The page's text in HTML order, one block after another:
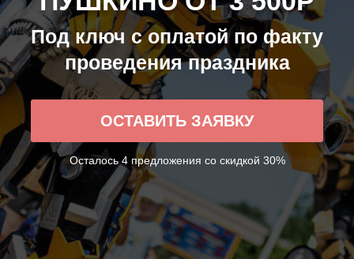
Под ключ с оплатой по факту
проведения праздника
ОСТАВИТЬ ЗАЯВКУ
Осталось 4 предложения со скидкой 30%